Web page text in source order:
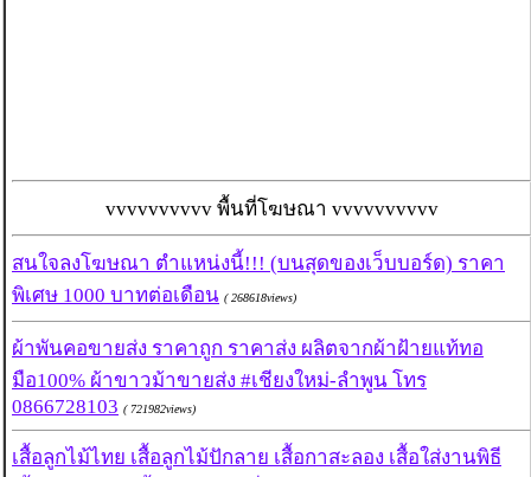
vvvvvvvvvv พื้นที่โฆษณา vvvvvvvvvv
สนใจลงโฆษณา ตำแหน่งนี้!!! (บนสุดของเว็บบอร์ด) ราคา
พิเศษ 1000 บาทต่อเดือน ( 268618views)
ผ้าพันคอขายส่ง ราคาถูก ราคาส่ง ผลิตจากผ้าฝ้ายแท้ทอ
มือ100% ผ้าขาวม้าขายส่ง #เชียงใหม่-ลำพูน โทร
0866728103 ( 721982views)
เสื้อลูกไม้ไทย เสื้อลูกไม้ปักลาย เสื้อกาสะลอง เสื้อใส่งานพิธี